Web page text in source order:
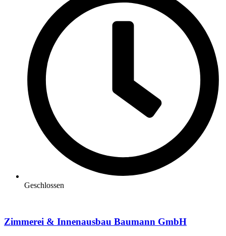
Geschlossen
Zimmerei & Innenausbau Baumann GmbH